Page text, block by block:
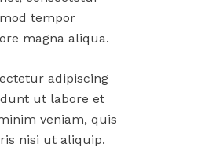
tempor
magna aliqua.
adipiscing
ut labore et
veniam, quis
nisi ut aliquip.